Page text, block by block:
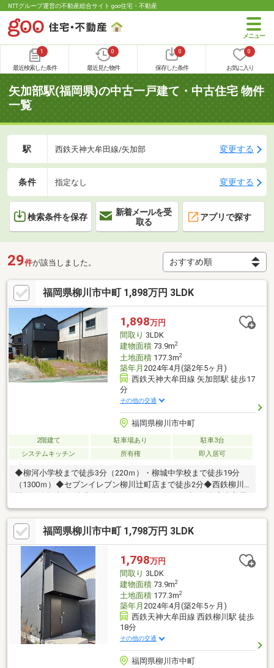
NTTグループ運営の不動産総合サイト goo住宅・不動産
1
最近検索した条件
0
最近見た物件
0
保存した条件
0
お気に入り
矢加部駅(福岡県)の中古一戸建て・中古住宅 物件
一覧
駅 西鉄天神大牟田線/矢加部 変更する
条件 指定なし 変更する
検索条件を保存
新着メールを受
取る
アプリで探す
29件が該当しました。
福岡県柳川市中町 1,898万円 3LDK
1,898万円
間取り 3LDK
建物面積73.9m2
土地面積177.3m2
築年月 2024年4月(築2年5ヶ月)
西鉄天神大牟田線 矢加部駅 徒歩17
分
その他の交通
福岡県柳川市中町
2階建て 駐車場あり
駐車3台
システムキッチン
所有権 即入居可
◆柳河小学校まで徒歩3分（220ｍ）・柳城中学校まで徒歩19分
（1300ｍ）◆セブンイレブン柳川辻町店まで徒歩2分◆西鉄柳川
物件だから新品の水回りで新生活を始められます
福岡県柳川市中町 1,798万円 3LDK
1,798万円
間取り 3LDK
建物面積73.9m2
土地面積177.3m2
築年月 2024年4月(築2年5ヶ月)
西鉄天神大牟田線 西鉄柳川駅 徒歩
18分
その他の交通
福岡県柳川市中町